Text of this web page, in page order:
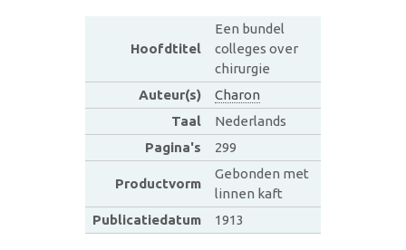
Hoofdtitel
Een bundel
colleges over
chirurgie
Auteur(s)
Charon
Taal
Nederlands
Pagina's
299
Productvorm
Gebonden met
linnen kaft
Publicatiedatum
1913